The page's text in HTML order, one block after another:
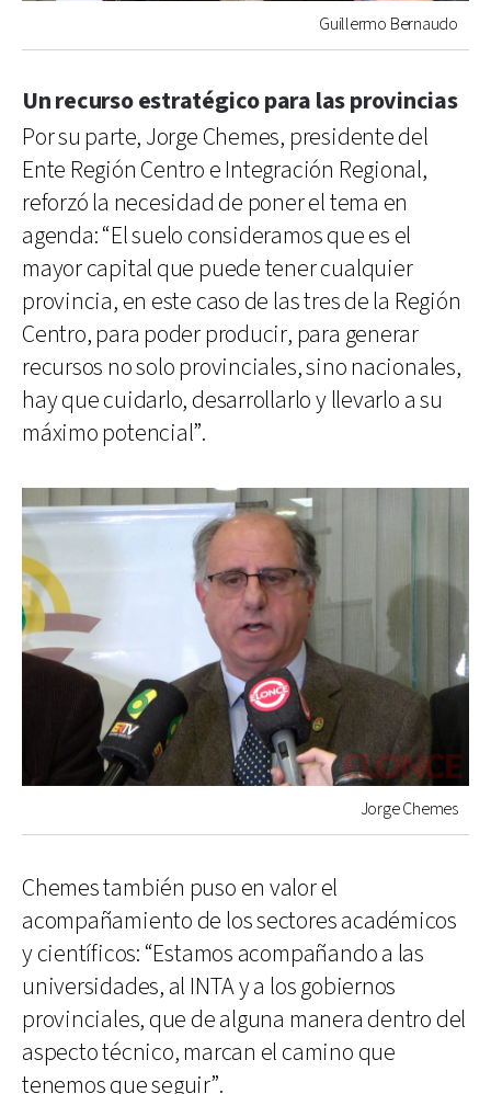
Guillermo Bernaudo
Un recurso estratégico para las provincias
Por su parte, Jorge Chemes, presidente del
Ente Región Centro e Integración Regional,
reforzó la necesidad de poner el tema en
agenda: “El suelo consideramos que es el
mayor capital que puede tener cualquier
provincia, en este caso de las tres de la Región
Centro, para poder producir, para generar
recursos no solo provinciales, sino nacionales,
hay que cuidarlo, desarrollarlo y llevarlo a su
máximo potencial”.
Jorge Chemes
Chemes también puso en valor el
acompañamiento de los sectores académicos
y científicos: “Estamos acompañando a las
universidades, al INTA y a los gobiernos
provinciales, que de alguna manera dentro del
aspecto técnico, marcan el camino que
tenemos que seguir”.